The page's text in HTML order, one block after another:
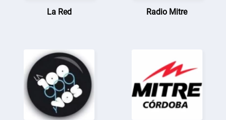
La Red Radio Mitre